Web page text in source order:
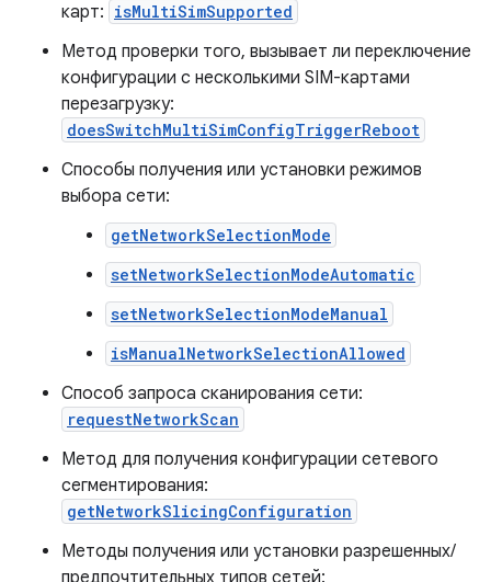
карт: isMultiSimSupported
Метод проверки того, вызывает ли переключение
конфигурации с несколькими SIM-картами
перезагрузку:
doesSwitchMultiSimConfigTriggerReboot
Способы получения или установки режимов
выбора сети:
getNetworkSelectionMode
setNetworkSelectionModeAutomatic
setNetworkSelectionModeManual
isManualNetworkSelectionAllowed
Способ запроса сканирования сети:
requestNetworkScan
Метод для получения конфигурации сетевого
сегментирования:
getNetworkSlicingConfiguration
Методы получения или установки разрешенных/
предпочтительных типов сетей: